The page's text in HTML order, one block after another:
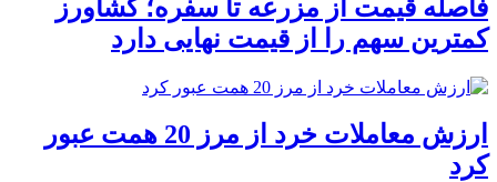
فاصله قیمت از مزرعه تا سفره؛ کشاورز
کمترین سهم را از قیمت نهایی دارد
ارزش معاملات خرد از مرز 20 همت عبور
کرد